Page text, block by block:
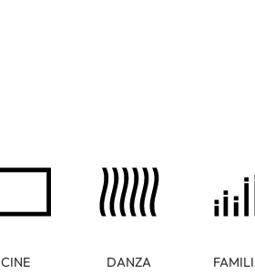
CINE DANZA